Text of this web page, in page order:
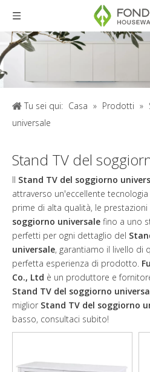
Tu sei qui: Casa » Prodotti »
universale
Stand TV del
Il Stand TV del soggiorno
attraverso un'eccellente
prime di alta qualità, le prestazioni
soggiorno universale fino a uno
perfetti per ogni dettaglio del
universale, garantiamo il livello di
perfetta esperienza di prodotto.
Co., Ltd è un produttore e
Stand TV del soggiorno
miglior Stand TV del soggiorno
basso, consultaci subito!